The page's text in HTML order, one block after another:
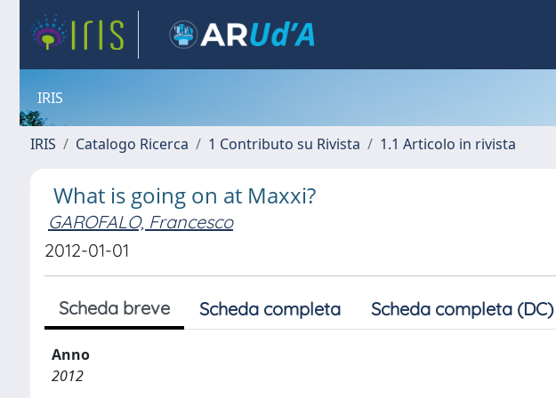
IRIS
IRIS Catalogo Ricerca 1 Contributo su Rivista 1.1 Articolo in rivista
What is going on at Maxxi?
GAROFALO, Francesco
2012-01-01
Scheda breve Scheda completa Scheda completa (DC)
Anno
2012